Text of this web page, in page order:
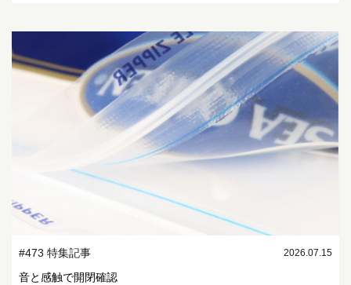
#473 特集記事 2026.07.15
音と感触で開閉確認